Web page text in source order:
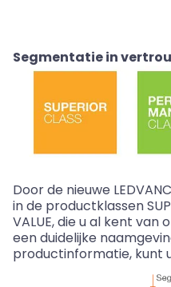
Segmentatie in
Door de nieuwe
in de productklassen
VALUE, die u al kent van
een duidelijke
productinformatie, kunt